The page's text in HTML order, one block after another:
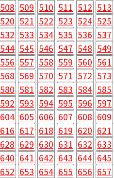
508 509 510 511 512 513
520 521 522 523 524 525
532 533 534 535 536 537
544 545 546 547 548 549
556 557 558 559 560 561
568 569 570 571 572 573
580 581 582 583 584 585
592 593 594 595 596 597
604 605 606 607 608 609
616 617 618 619 620 621
628 629 630 631 632 633
640 641 642 643 644 645
652 653 654 655 656 657